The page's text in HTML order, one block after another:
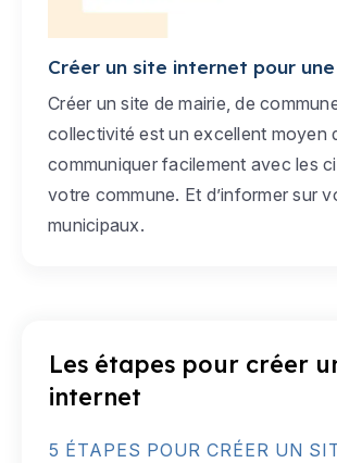
Créer un site internet pour
Créer un site de mairie, de
collectivité est un excellent moyen
communiquer facilement avec les
votre commune. Et d’informer sur
municipaux.
Les étapes pour créer
internet
5 ÉTAPES POUR CRÉER UN